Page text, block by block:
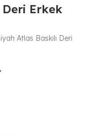
Deri Erkek
Atlas Baskılı Deri